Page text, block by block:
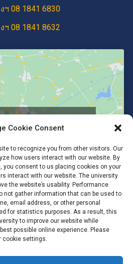
Cookie Consent
to recognize you from other visitors. Our
how users interact with our website. By
you consent to us placing cookies on your
interact with our website. The university
the website’s usability. Performance
not gather information that can be used to
email address, or other personal
for statistics purposes. As a result, this
to improve our website while
possible online experience. Please
cookie settings.
ฯ 08 1841 6830
ฯ 08 1841 8632
this content